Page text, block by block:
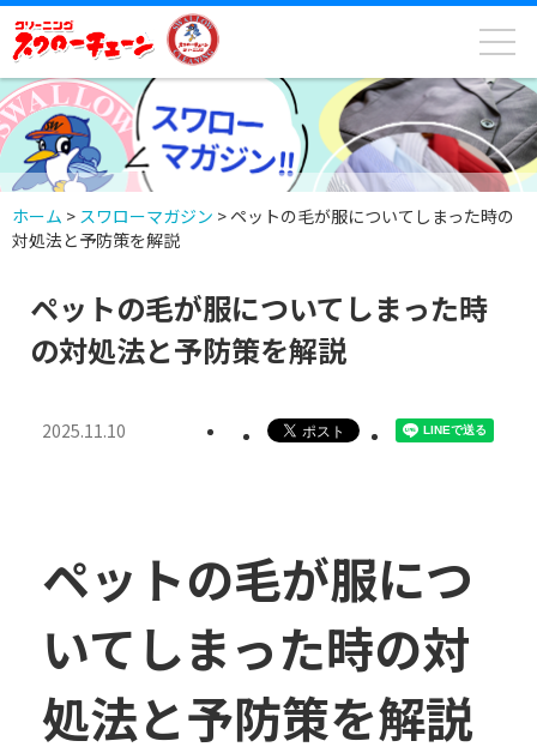
ホーム > スワローマガジン > ペットの毛が服についてしまった時の
対処法と予防策を解説
ペットの毛が服についてしまった時
の対処法と予防策を解説
2025.11.10
ペットの毛が服につ
いてしまった時の対
処法と予防策を解説